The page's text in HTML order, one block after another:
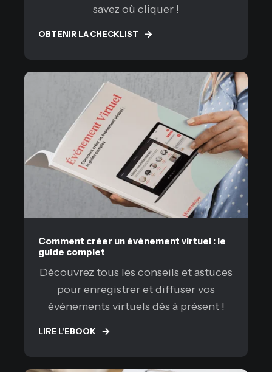
savez où cliquer !
OBTENIR LA CHECKLIST
Comment créer un événement virtuel : le
guide complet
Découvrez tous les conseils et astuces
pour enregistrer et diffuser vos
événements virtuels dès à présent !
LIRE L'EBOOK